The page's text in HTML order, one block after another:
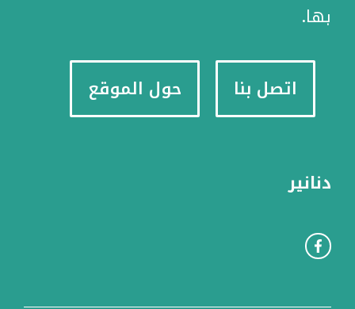
بها.
اتصل بنا حول الموقع
دنانير